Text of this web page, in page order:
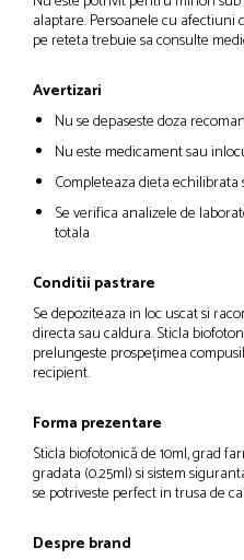
alaptare. Persoanele cu
pe reteta trebuie sa consulte
Avertizari
Nu se depaseste doza
Nu este medicament sau
Completeaza dieta echilibrata
Se verifica analizele de
totala
Conditii pastrare
Se depoziteaza in loc uscat si
directa sau caldura. Sticla
prelungeste prospețimea
recipient.
Forma prezentare
Sticla biofotonică de 10ml, grad
gradata (0.25ml) si sistem
se potriveste perfect in trusa de
Despre brand